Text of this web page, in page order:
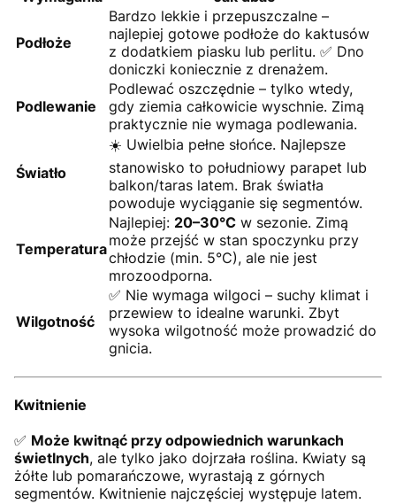
Podłoże
Bardzo lekkie i przepuszczalne –
najlepiej gotowe podłoże do kaktusów
z dodatkiem piasku lub perlitu. ✅ Dno
doniczki koniecznie z drenażem.
Podlewanie
Podlewać oszczędnie – tylko wtedy,
gdy ziemia całkowicie wyschnie. Zimą
praktycznie nie wymaga podlewania.
Światło
☀️ Uwielbia pełne słońce. Najlepsze
stanowisko to południowy parapet lub
balkon/taras latem. Brak światła
powoduje wyciąganie się segmentów.
Temperatura
Najlepiej: 20–30°C w sezonie. Zimą
może przejść w stan spoczynku przy
chłodzie (min. 5°C), ale nie jest
mrozoodporna.
Wilgotność
✅ Nie wymaga wilgoci – suchy klimat i
przewiew to idealne warunki. Zbyt
wysoka wilgotność może prowadzić do
gnicia.
Kwitnienie
✅ Może kwitnąć przy odpowiednich warunkach
świetlnych, ale tylko jako dojrzała roślina. Kwiaty są
żółte lub pomarańczowe, wyrastają z górnych
segmentów. Kwitnienie najczęściej występuje latem.